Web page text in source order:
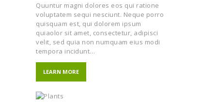
Quuntur magni dolores eos qui ratione
voluptatem sequi nesciunt. Neque porro
quisquam est, qui dolorem ipsum
quiaolor sit amet, consectetur, adipisci
velit, sed quia non numquam eius modi
tempora incidunt…
LEARN MORE